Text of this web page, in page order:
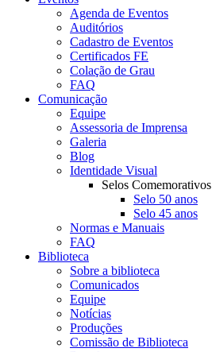
Agenda de Eventos
Auditórios
Cadastro de Eventos
Certificados FE
Colação de Grau
FAQ
Comunicação
Equipe
Assessoria de Imprensa
Galeria
Blog
Identidade Visual
Selos Comemorativos
Selo 50 anos
Selo 45 anos
Normas e Manuais
FAQ
Biblioteca
Sobre a biblioteca
Comunicados
Equipe
Notícias
Produções
Comissão de Biblioteca